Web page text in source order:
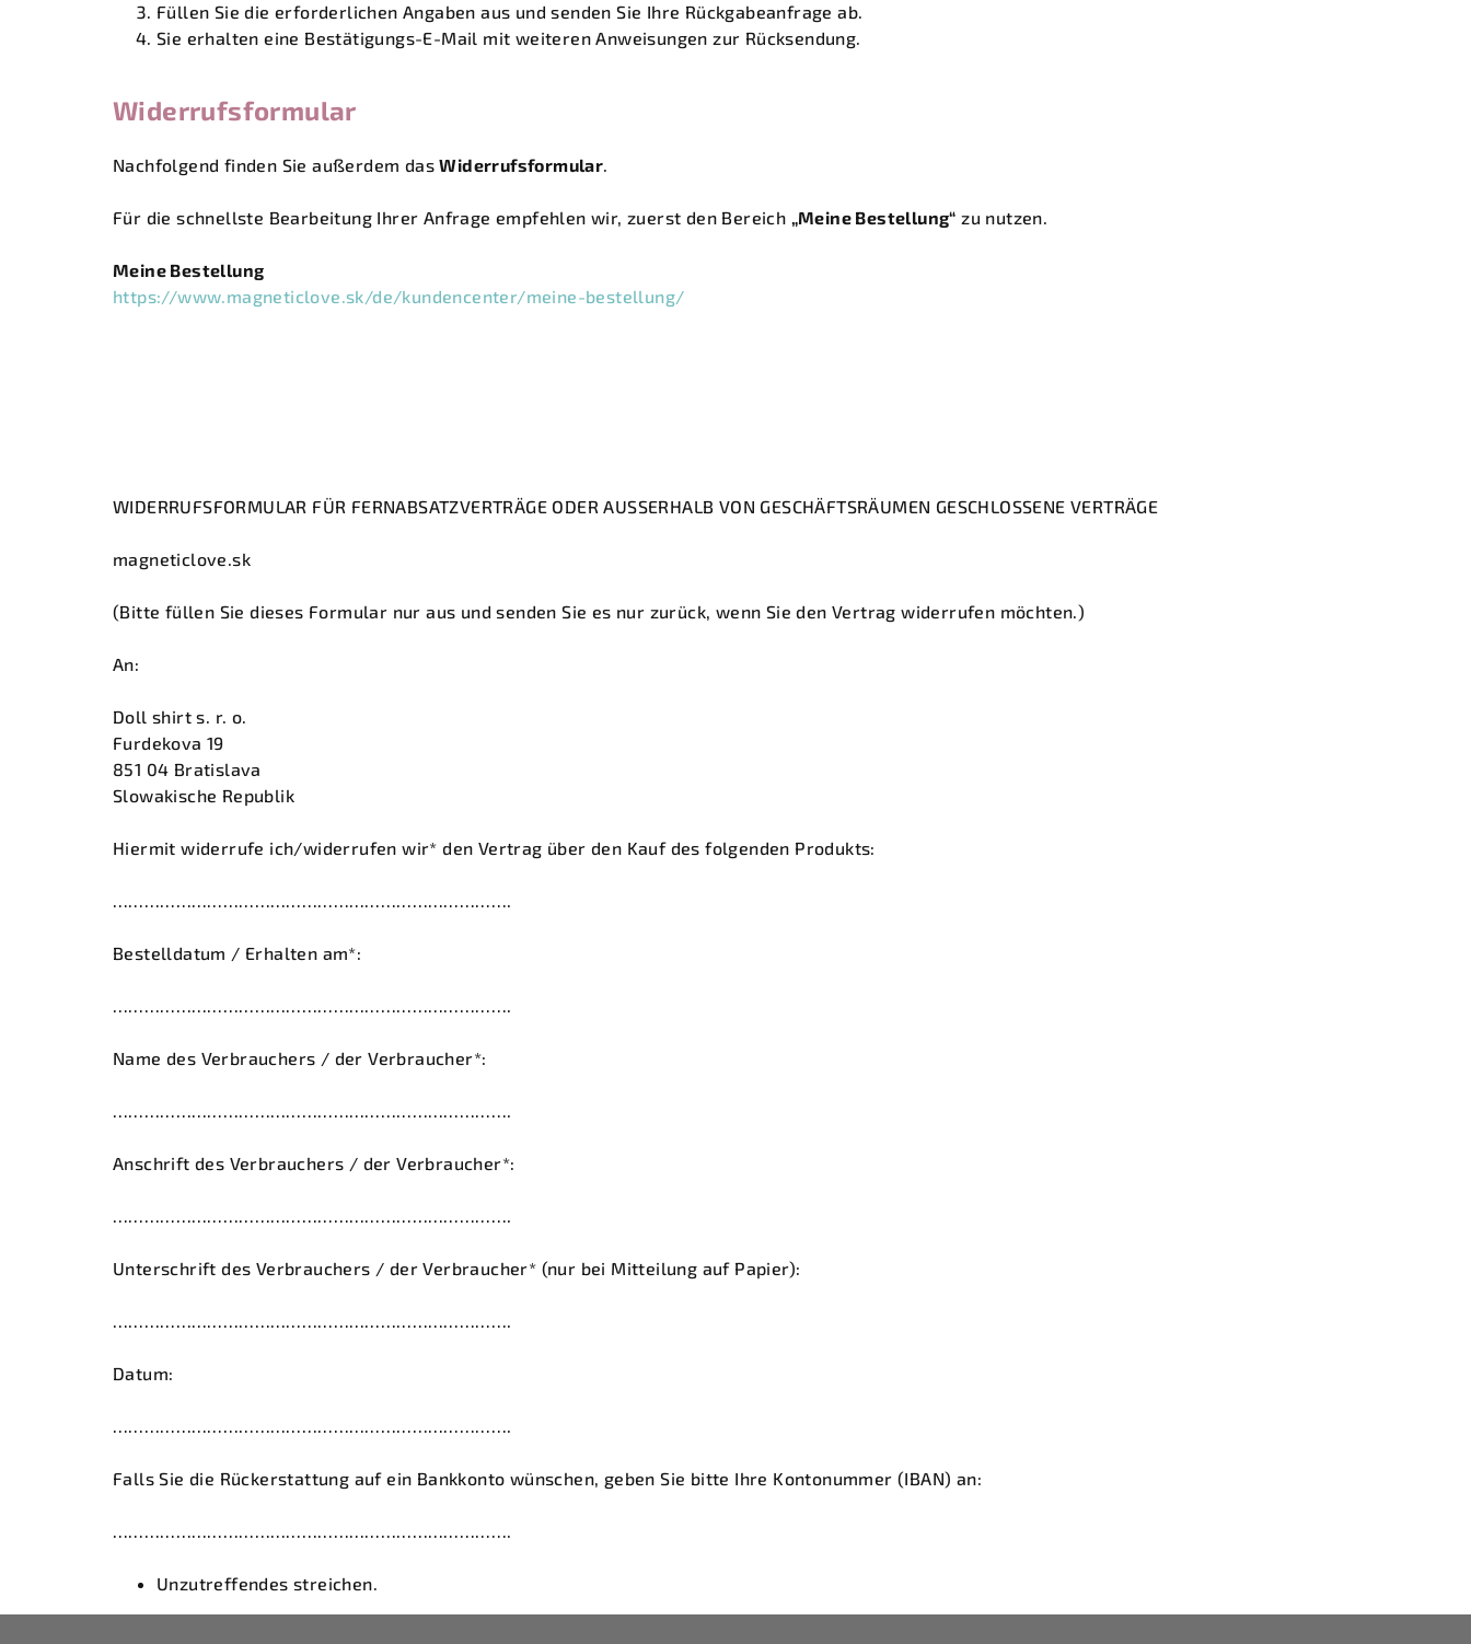
Füllen Sie die erforderlichen Angaben aus und senden Sie Ihre Rückgabeanfrage ab.
Sie erhalten eine Bestätigungs-E-Mail mit weiteren Anweisungen zur Rücksendung.
Widerrufsformular
Nachfolgend finden Sie außerdem dasWiderrufsformular.
Für die schnellste Bearbeitung Ihrer Anfrage empfehlen wir, zuerst den Bereich „Meine Bestellung“ zu nutzen.
Meine Bestellung
https://www.magneticlove.sk/de/kundencenter/meine-bestellung/
WIDERRUFSFORMULAR FÜR FERNABSATZVERTRÄGE ODER AUSSERHALB VON GESCHÄFTSRÄUMEN GESCHLOSSENE VERTRÄGE
magneticlove.sk
(Bitte füllen Sie dieses Formular nur aus und senden Sie es nur zurück, wenn Sie den Vertrag widerrufen möchten.)
An:
Doll shirt s. r. o.
Furdekova 19
851 04 Bratislava
Slowakische Republik
Hiermit widerrufe ich/widerrufen wir* den Vertrag über den Kauf des folgenden Produkts:
………………………………………………………………….
Bestelldatum / Erhalten am*:
………………………………………………………………….
Name des Verbrauchers / der Verbraucher*:
………………………………………………………………….
Anschrift des Verbrauchers / der Verbraucher*:
………………………………………………………………….
Unterschrift des Verbrauchers / der Verbraucher* (nur bei Mitteilung auf Papier):
………………………………………………………………….
Datum:
………………………………………………………………….
Falls Sie die Rückerstattung auf ein Bankkonto wünschen, geben Sie bitte Ihre Kontonummer (IBAN) an:
………………………………………………………………….
Unzutreffendes streichen.